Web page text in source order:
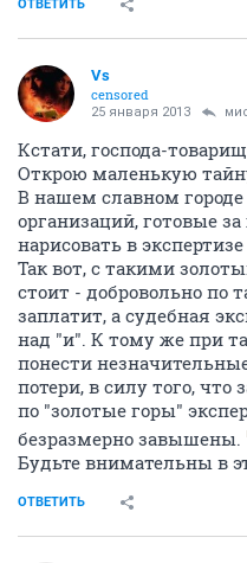
ОТВЕТИТЬ
Vs
censored
25 января 2013
Кстати, господа-
Открою маленькую
В нашем славном
организаций, готовые
нарисовать в
Так вот, с такими
стоит - добровольно по
заплатит, а судебная
над "и". К тому же при
понести
потери, в силу того,
по "золотые горы"
безразмерно завышены.
Будьте внимательны в
ОТВЕТИТЬ